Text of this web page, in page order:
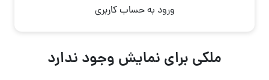
ورود به حساب کاربری
ملکی برای نمایش وجود ندارد